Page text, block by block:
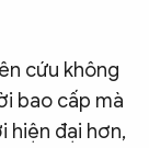
cứu không
bao cấp mà
hiện đại hơn,